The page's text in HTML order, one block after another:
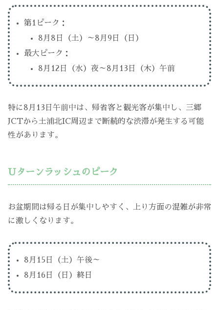
第1ピーク：
8月8日（土）～8月9日（日）
最大ピーク：
8月12日（水）夜～8月13日（木）午前
特に8月13日午前中は、帰省客と観光客が集中し、三郷
JCTから土浦北IC周辺まで断続的な渋滞が発生する可能
性があります。
Uターンラッシュのピーク
お盆期間は帰る日が集中しやすく、上り方面の混雑が非常
に激しくなります。
8月15日（土）午後～
8月16日（日）終日